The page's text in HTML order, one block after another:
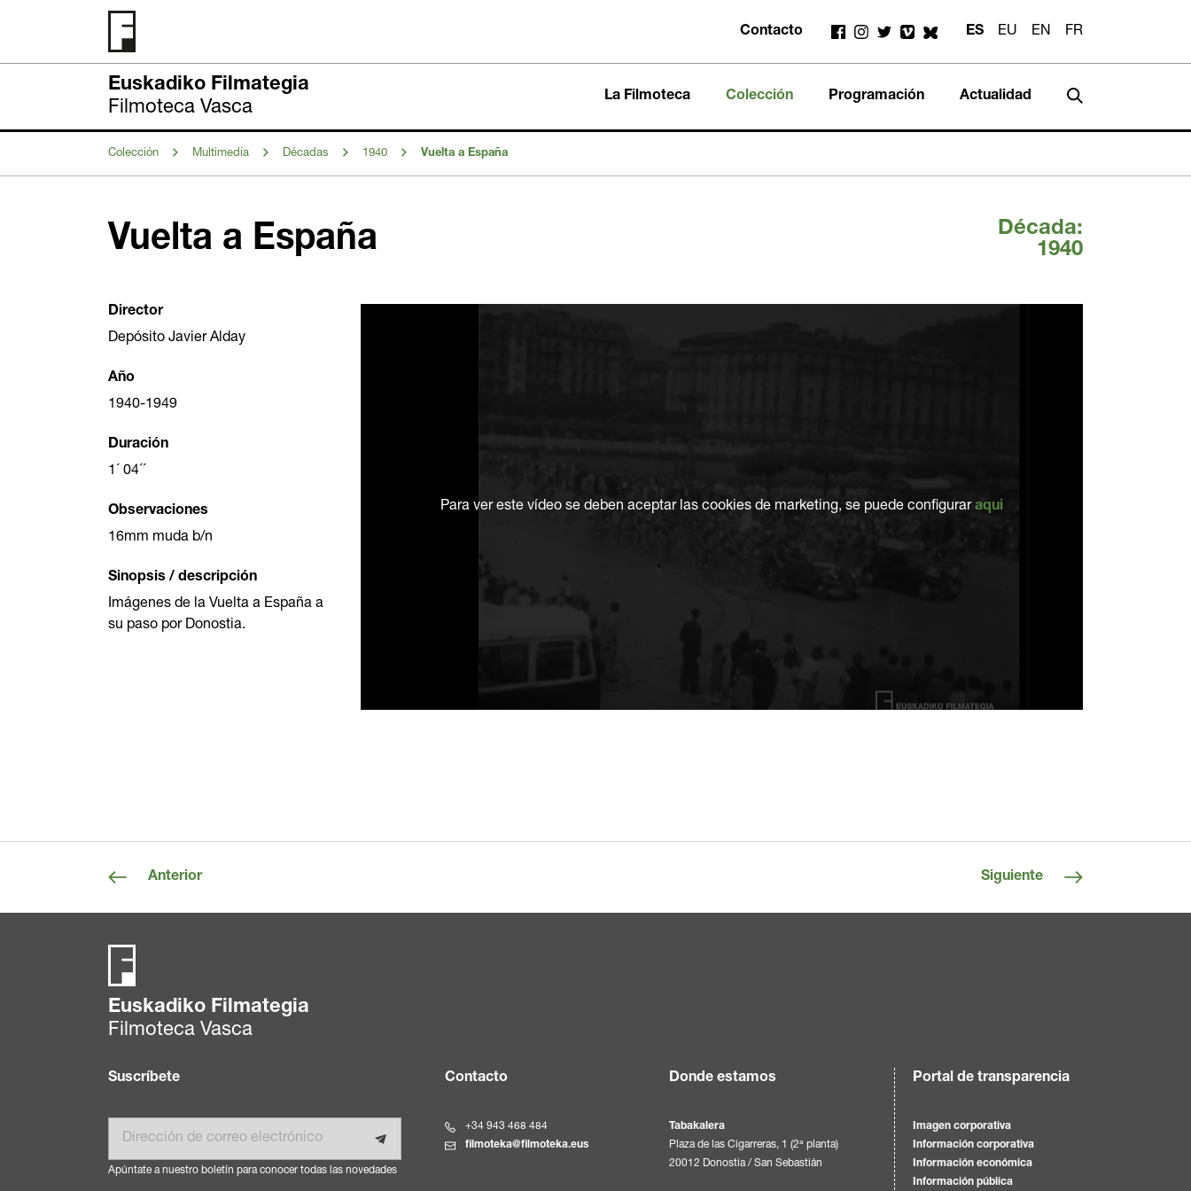
Contacto ES EU EN FR
Euskadiko Filmategia
Filmoteca Vasca
La Filmoteca Colección Programación Actualidad
Colección Multimedia Décadas 1940 Vuelta a España
Vuelta a España
Década:
1940
Director
Depósito Javier Alday
Año
1940-1949
Duración
1´ 04´´
Observaciones
16mm muda b/n
Sinopsis / descripción
Imágenes de la Vuelta a España a
su paso por Donostia.
Para ver este vídeo se deben aceptar las cookies de marketing, se puede configuraraqui
Anterior Siguiente
Euskadiko Filmategia
Filmoteca Vasca
Suscríbete
Apúntate a nuestro boletín para conocer todas las novedades
Contacto
+34 943 468 484
filmoteka@filmoteka.eus
Donde estamos
Tabakalera
Plaza de las Cigarreras, 1 (2ª planta)
20012 Donostia / San Sebastián
Portal de transparencia
Imagen corporativa
Información corporativa
Información económica
Información pública